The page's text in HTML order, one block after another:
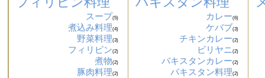
スープ(5)
煮込み料理(4)
野菜料理(3)
フィリピン(2)
煮物(2)
豚肉料理(2)
カレー(6)
ケバブ(3)
チキンカレー(2)
ビリヤニ (2)
パキスタンカレー(2)
パキスタン料理(2)